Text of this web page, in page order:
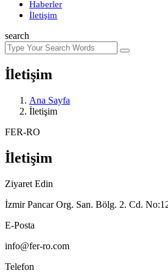
Haberler
İletişim
search
İletişim
Ana Sayfa
İletişim
FER-RO
İletişim
Ziyaret Edin
İzmir Pancar Org. San. Bölg. 2. Cd.
E-Posta
info@fer-ro.com
Telefon